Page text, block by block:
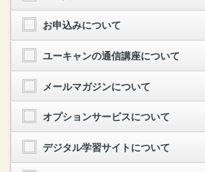
お申込みについて
ユーキャンの通信講座について
メールマガジンについて
オプションサービスについて
デジタル学習サイトについて